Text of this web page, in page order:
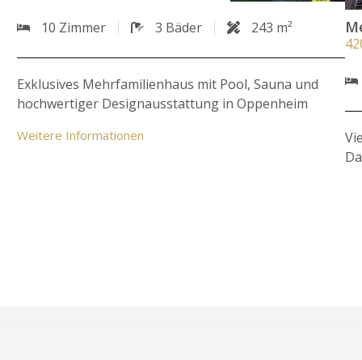
10 Zimmer 3 Bäder 243 m²
Exklusives Mehrfamilienhaus mit Pool, Sauna und
hochwertiger Designausstattung in Oppenheim
Weitere Informationen